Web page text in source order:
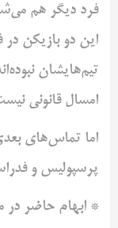
فرد دیگر هم
امسال قانونی
اما تماس‌های
پرسپولیس و
* ابهام حاضر در